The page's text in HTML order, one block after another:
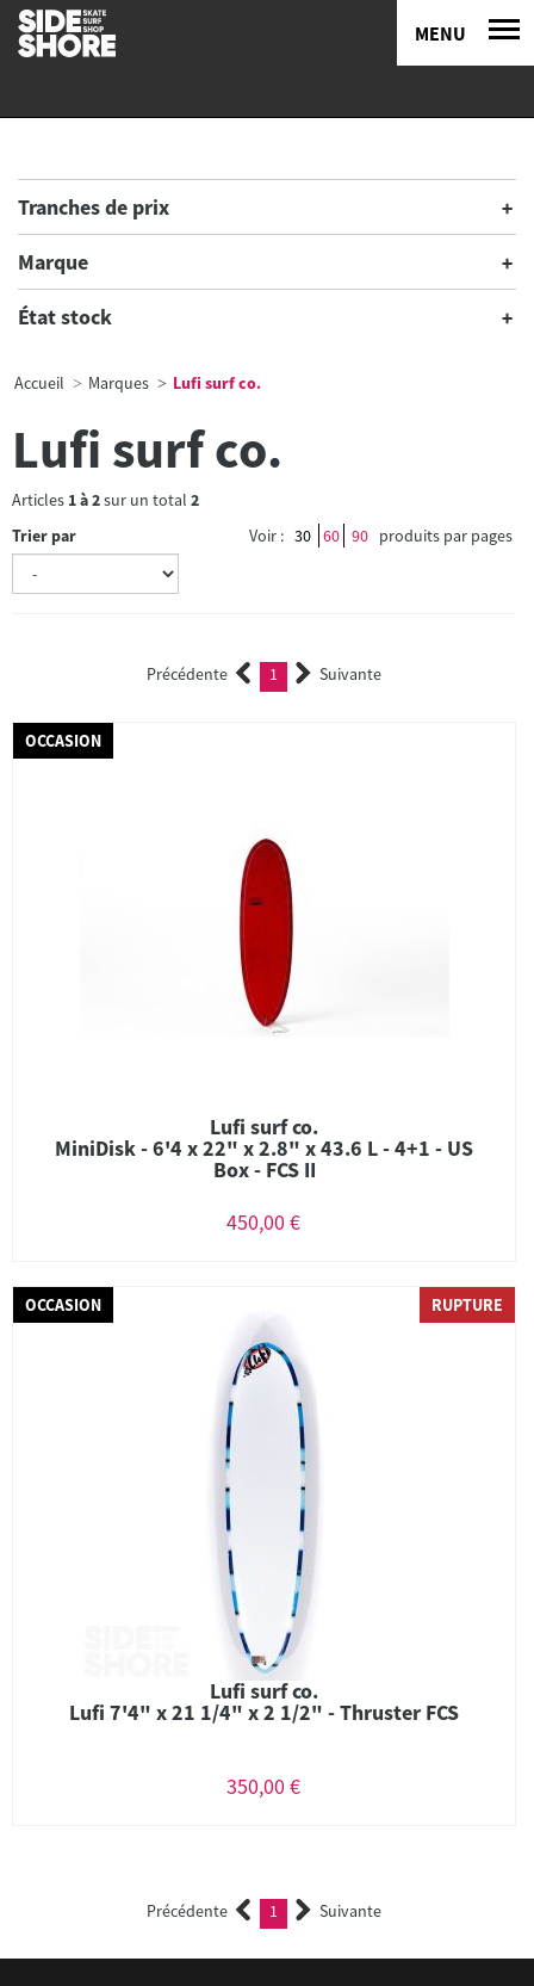
MENU
Tranches de prix
Marque
État stock
Accueil Marques Lufi surf co.
Lufi surf co.
Articles 1à2sur un total 2
Trier par
Voir : 30 60 90 produits par pages
Précédente 1 (current)Suivante
OCCASION
Lufi surf co.
MiniDisk - 6'4 x 22" x 2.8" x 43.6 L - 4+1 - US
Box - FCS II
450,00 €
OCCASION RUPTURE
Lufi surf co.
Lufi 7'4" x 21 1/4" x 2 1/2" - Thruster FCS
350,00 €
Précédente 1 (current)Suivante